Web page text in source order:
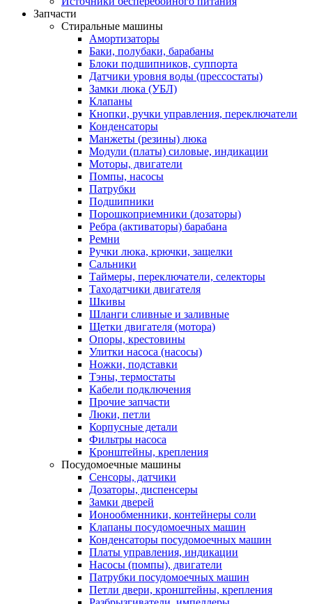
Запчасти
Стиральные машины
Амортизаторы
Баки, полубаки, барабаны
Блоки подшипников, суппорта
Датчики уровня воды (прессостаты)
Замки люка (УБЛ)
Клапаны
Кнопки, ручки управления, переключатели
Конденсаторы
Манжеты (резины) люка
Модули (платы) силовые, индикации
Моторы, двигатели
Помпы, насосы
Патрубки
Подшипники
Порошкоприемники (дозаторы)
Ребра (активаторы) барабана
Ремни
Ручки люка, крючки, защелки
Сальники
Таймеры, переключатели, селекторы
Таходатчики двигателя
Шкивы
Шланги сливные и заливные
Щетки двигателя (мотора)
Опоры, крестовины
Улитки насоса (насосы)
Ножки, подставки
Тэны, термостаты
Кабели подключения
Прочие запчасти
Люки, петли
Корпусные детали
Фильтры насоса
Кронштейны, крепления
Посудомоечные машины
Сенсоры, датчики
Дозаторы, диспенсеры
Замки дверей
Ионообменники, контейнеры соли
Клапаны посудомоечных машин
Конденсаторы посудомоечных машин
Платы управления, индикации
Насосы (помпы), двигатели
Патрубки посудомоечных машин
Петли двери, кронштейны, крепления